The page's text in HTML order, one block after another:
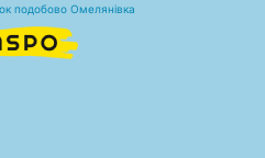
подобово Омелянівка